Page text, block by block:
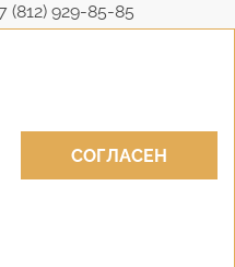
СОГЛАСЕН
(812) 929-85-85
824-31-10
c@mail.ru